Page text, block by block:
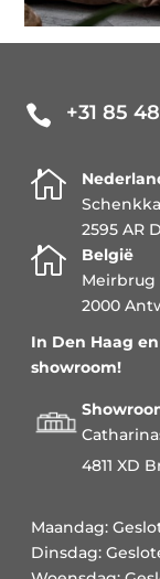
 +31 85

2595 AR

België
Meirbrug
2000
In Den Haag
showroom!
4811 XD
Maandag:
Dinsdag: